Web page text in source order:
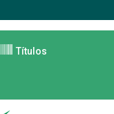
Títulos